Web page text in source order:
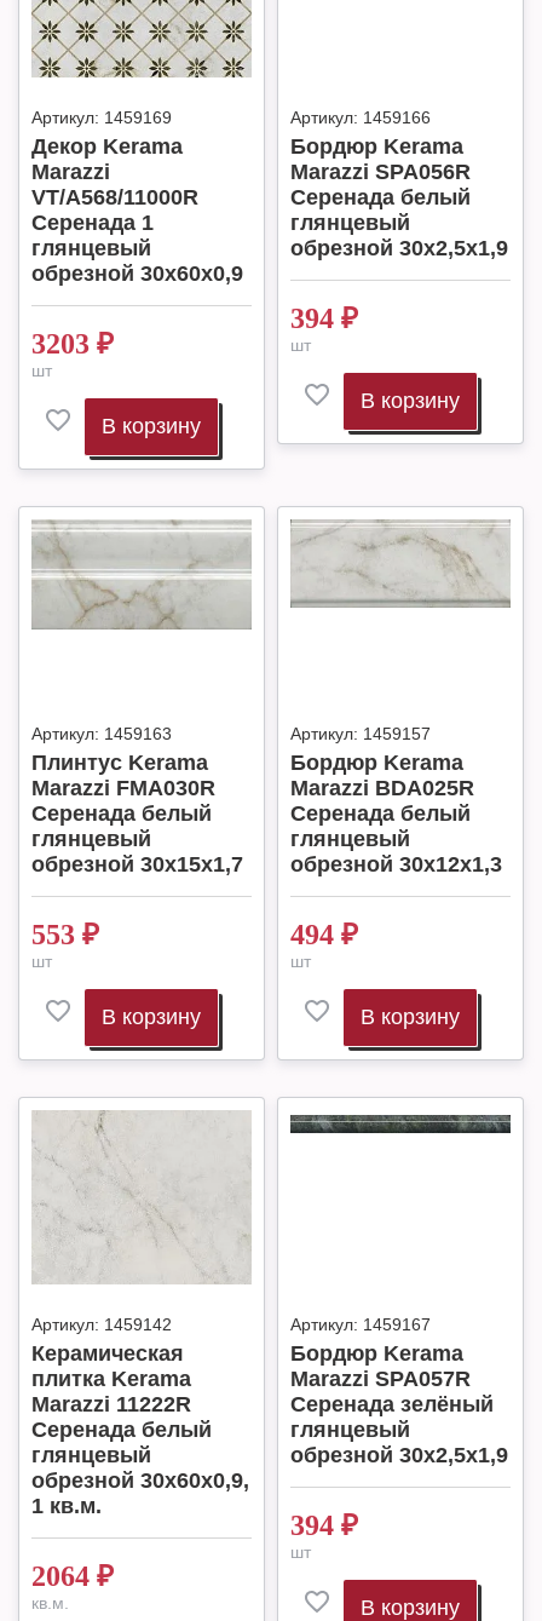
Артикул: 1459169
Декор Kerama
Marazzi
VT/A568/11000R
Серенада 1
глянцевый
обрезной 30x60x0,9
3203 ₽
шт
В корзину
Артикул: 1459166
Бордюр Kerama
Marazzi SPA056R
Серенада белый
глянцевый
обрезной 30x2,5x1,9
394 ₽
шт
В корзину
Артикул: 1459163
Плинтус Kerama
Marazzi FMA030R
Серенада белый
глянцевый
обрезной 30x15x1,7
553 ₽
шт
В корзину
Артикул: 1459157
Бордюр Kerama
Marazzi BDA025R
Серенада белый
глянцевый
обрезной 30x12x1,3
494 ₽
шт
В корзину
Артикул: 1459142
Керамическая
плитка Kerama
Marazzi 11222R
Серенада белый
глянцевый
обрезной 30x60x0,9,
1 кв.м.
2064 ₽
кв.м.
Артикул: 1459167
Бордюр Kerama
Marazzi SPA057R
Серенада зелёный
глянцевый
обрезной 30x2,5x1,9
394 ₽
шт
В корзину